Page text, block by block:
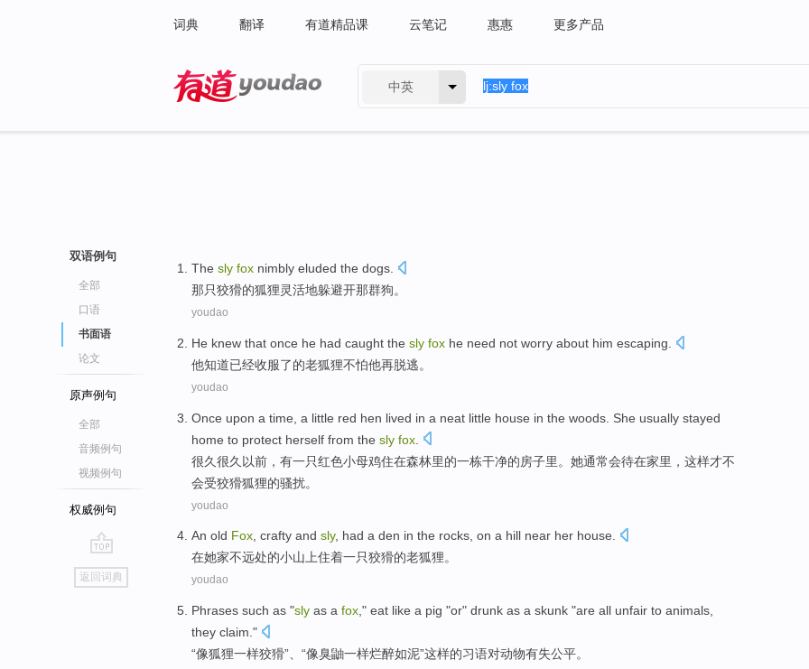
词典 翻译 有道精品课 云笔记 惠惠 更多产品
中英
双语例句
全部
口语
书面语
论文
原声例句
全部
音频例句
视频例句
权威例句
go
top
返回词典
The sly fox nimbly eluded the dogs.
那只狡猾的狐狸灵活地躲避开那群狗。
youdao
He knew that once he had caught the sly fox he need not worry about him escaping
他知道已经收服了的老狐狸不怕他再脱逃。
youdao
Once upon a time a little red hen lived in a neat little house in the woods She usually stayed
home to protect herself from the sly fox
很久 很久以前，有一只红色小母鸡住在森林里的一栋干净的房子里。 她通常会待在家里 ，这样才不
会受狡猾狐狸的骚扰。
youdao
An old Fox, crafty and sly, had a den in the rocks, on a hill near her house.
在她家不远处的小山上住着一只狡猾的老狐狸。
youdao
Phrases such as "sly as a fox ," eat like a pig "or" drunk as a skunk "are all unfair to animals
they claim."
“像狐狸一样狡猾”、“像臭鼬一样烂醉如泥”这样的习语对动物有失公平。